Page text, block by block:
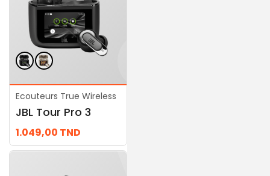
Ecouteurs True Wireless
JBL Tour Pro 3
1.049,00 TND